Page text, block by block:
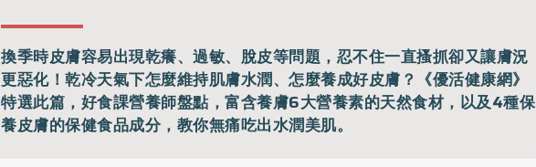
換季時皮膚容易出現乾癢、過敏、脫皮等問題，忍不住一直搔抓卻又讓膚況
更惡化！乾冷天氣下怎麼維持肌膚水潤、怎麼養成好皮膚？《優活健康網》
特選此篇，好食課營養師盤點，富含養膚6大營養素的天然食材，以及4種保
養皮膚的保健食品成分，教你無痛吃出水潤美肌。